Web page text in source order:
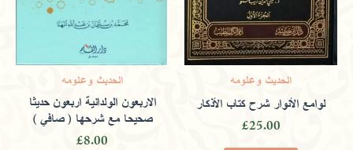
Rated
out of 5
Dedicated to fair pricing and customer
satisfaction, featuring quality
publications and rare manuscripts.
الحديث وعلومه
الاربعون الولدانية اربعون حديثا
صحيحا مع شرحها ( صافي )
£8.00
الحديث وعلومه
لوامع الأنوار شرح كتاب الأذكار
£25.00